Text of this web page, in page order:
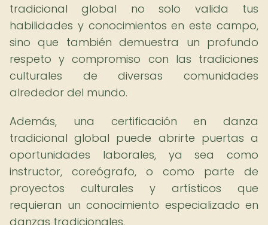
tradicional global no solo valida tus
habilidades y conocimientos en este campo,
sino que también demuestra un profundo
respeto y compromiso con las tradiciones
culturales de diversas comunidades
alrededor del mundo.
Además, una certificación en danza
tradicional global puede abrirte puertas a
oportunidades laborales, ya sea como
instructor, coreógrafo, o como parte de
proyectos culturales y artísticos que
requieran un conocimiento especializado en
danzas tradicionales.